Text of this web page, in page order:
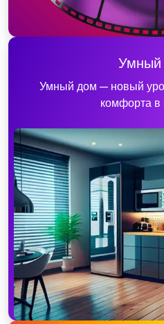
Умный дом — новый
комфорта в